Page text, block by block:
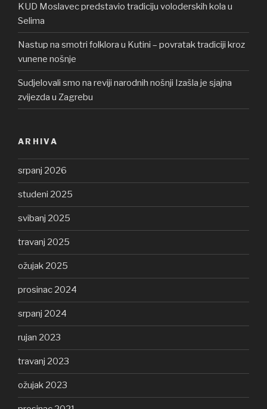
KUD Moslavec predstavio tradiciju voloderskih kola u
Selima
Nastup na smotri folklora u Kutini – povratak tradiciji kroz
vunene nošnje
Sudjelovali smo na reviji narodnih nošnji Izašla je sjajna
zvijezda u Zagrebu
ARHIVA
srpanj 2026
studeni 2025
svibanj 2025
travanj 2025
ožujak 2025
prosinac 2024
srpanj 2024
rujan 2023
travanj 2023
ožujak 2023